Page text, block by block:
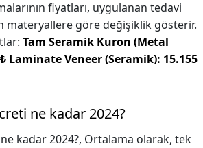
fiyatları, uygulanan tedavi
materyallere göre değişiklik gösterir.
Tam Seramik Kuron (Metal
Laminate Veneer (Seramik): 15.155
ne kadar 2024?
kadar 2024?, Ortalama olarak, tek